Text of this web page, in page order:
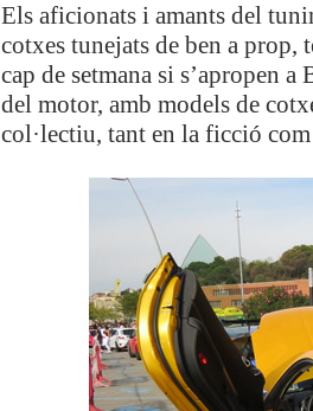
Els aficionats i amants del
cotxes tunejats de ben a
cap de setmana si s’apropen
del motor, amb models de
col·lectiu, tant en la ficció